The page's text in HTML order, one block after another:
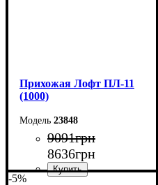
Прихожая Лофт ПЛ-11
(1000)
23848
9091грн
8636грн
-5%